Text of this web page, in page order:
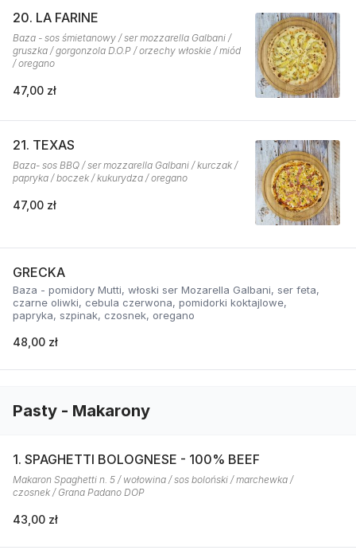
20. LA FARINE
Baza - sos śmietanowy / ser mozzarella Galbani /
gruszka / gorgonzola D.O.P / orzechy włoskie / miód
/ oregano
47,00 zł
21. TEXAS
Baza- sos BBQ / ser mozzarella Galbani / kurczak /
papryka / boczek / kukurydza / oregano
47,00 zł
GRECKA
Baza - pomidory Mutti, włoski ser Mozarella Galbani, ser feta,
czarne oliwki, cebula czerwona, pomidorki koktajlowe,
papryka, szpinak, czosnek, oregano
48,00 zł
Pasty - Makarony
1. SPAGHETTI BOLOGNESE - 100% BEEF
Makaron Spaghetti n. 5 / wołowina / sos boloński / marchewka /
czosnek / Grana Padano DOP
43,00 zł